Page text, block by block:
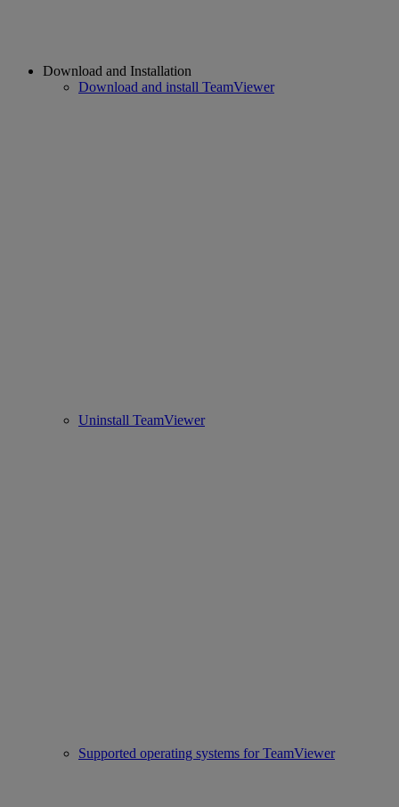
Download and Installation
Download and install TeamViewer
Uninstall TeamViewer
Supported operating systems for TeamViewer